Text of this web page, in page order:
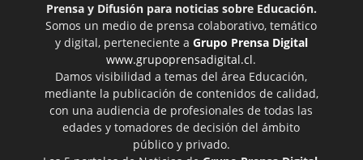
Prensa y Difusión para noticias sobre Educación.
Somos un medio de prensa colaborativo, temático
y digital, perteneciente a Grupo Prensa Digital
www.grupoprensadigital.cl.
Damos visibilidad a temas del área Educación,
mediante la publicación de contenidos de calidad,
con una audiencia de profesionales de todas las
edades y tomadores de decisión del ámbito
público y privado.